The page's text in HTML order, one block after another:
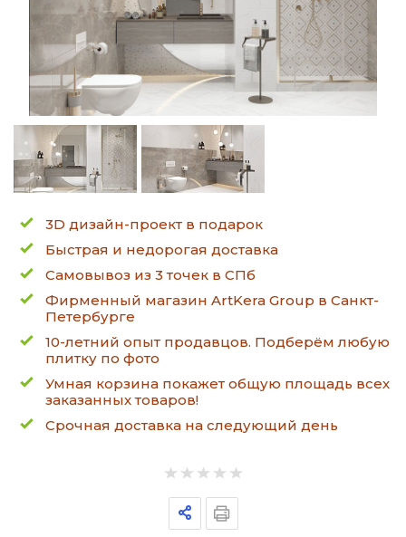
3D дизайн-проект в подарок
Быстрая и недорогая доставка
Самовывоз из 3 точек в СПб
Фирменный магазин ArtKera Group в Санкт-
Петербурге
10-летний опыт продавцов. Подберём любую
плитку по фото
Умная корзина покажет общую площадь всех
заказанных товаров!
Срочная доставка на следующий день